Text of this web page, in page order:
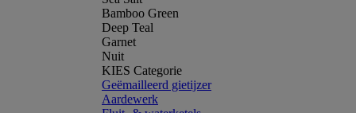
Bamboo Green
Deep Teal
Garnet
Nuit
KIES Categorie
Geëmailleerd gietijzer
Aardewerk